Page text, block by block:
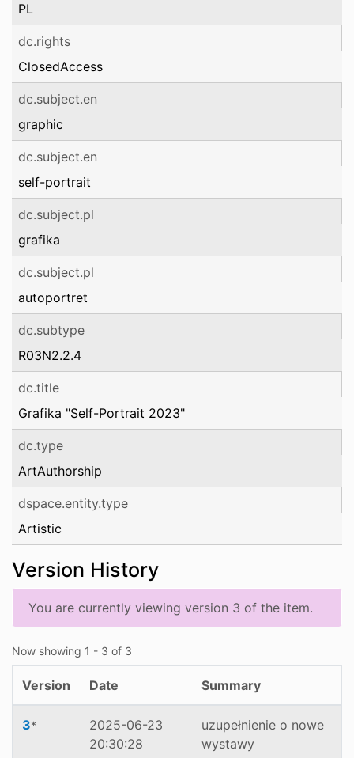
PL
dc.rights
ClosedAccess
dc.subject.en
graphic
dc.subject.en
self-portrait
dc.subject.pl
grafika
dc.subject.pl
autoportret
dc.subtype
R03N2.2.4
dc.title
Grafika "Self-Portrait 2023"
dc.type
ArtAuthorship
dspace.entity.type
Artistic
Version History
You are currently viewing version 3 of the item.
Now showing 1 - 3 of 3
Version Date Summary
3*
2025-06-23
20:30:28
uzupełnienie o nowe
wystawy